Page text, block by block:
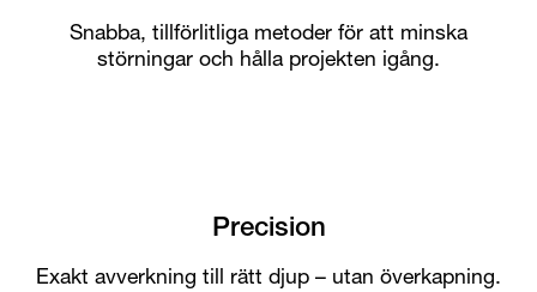
Snabba, tillförlitliga metoder för att minska
störningar och hålla projekten igång.
Precision
Exakt avverkning till rätt djup – utan överkapning.